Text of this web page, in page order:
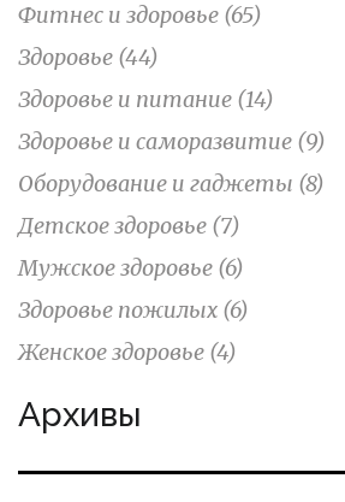
Фитнес и здоровье (65)
Здоровье (44)
Здоровье и питание (14)
Здоровье и саморазвитие (9)
Оборудование и гаджеты (8)
Детское здоровье (7)
Мужское здоровье (6)
Здоровье пожилых (6)
Женское здоровье (4)
Архивы